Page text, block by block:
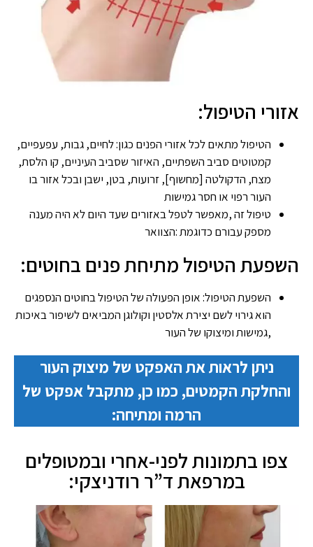
אזורי הטיפול:
הטיפול מתאים לכל אזורי הפנים כגון: לחיים, גבות, עפעפיים,
קמטוטים סביב השפתיים, האיזור שסביב העיניים, קו הלסת,
מצח, הדקולטה [מחשוף], זרועות, בטן, ישבן ובכל אזור בו
העור רפוי או חסר גמישות
טיפול זה ,מאפשר לטפל באזורים שעד היום לא היה מענה
מספק עבורם כדוגמת :הצוואר
השפעת הטיפול מתיחת פנים בחוטים:
השפעת הטיפול: אופן הפעולה של הטיפול בחוטים הנספגים
הוא גירוי לשם יצירת אלסטין וקולוגן המביאים לשיפור באיכות
,גמישות ומיצוקו של העור
ניתן לראות את האפקט של מיצוק העור
והחלקת הקמטים, כמו כן, מתקבל אפקט של
הרמה ומתיחה:
צפו בתמונות לפני-אחרי ובמטופלים
במרפאת ד”ר רודניצקי: